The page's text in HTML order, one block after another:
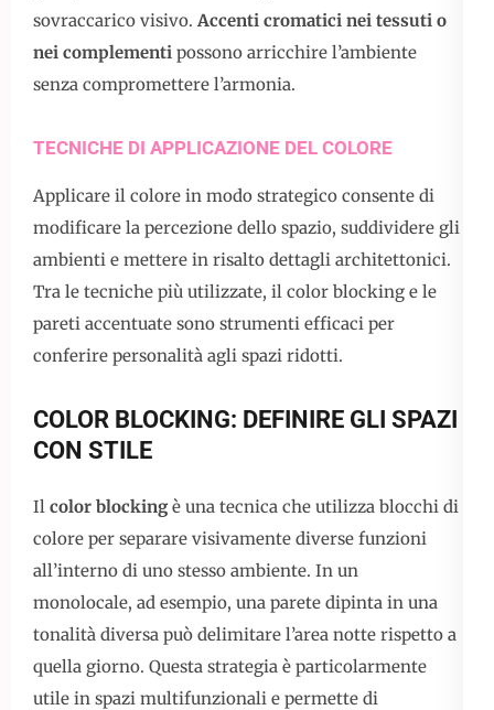
sovraccarico visivo.Accenti cromatici nei tessuti o
nei complementi possono arricchire l’ambiente
senza compromettere l’armonia.
TECNICHE DI APPLICAZIONE DEL COLORE
Applicare il colore in modo strategico consente di
modificare la percezione dello spazio, suddividere gli
ambienti e mettere in risalto dettagli architettonici.
Tra le tecniche più utilizzate, il color blocking e le
pareti accentuate sono strumenti efficaci per
conferire personalità agli spazi ridotti.
COLOR BLOCKING: DEFINIRE GLI SPAZI
CON STILE
Il color blockingè una tecnica che utilizza blocchi di
colore per separare visivamente diverse funzioni
all’interno di uno stesso ambiente. In un
monolocale, ad esempio, una parete dipinta in una
tonalità diversa può delimitare l’area notte rispetto a
quella giorno. Questa strategia è particolarmente
utile in spazi multifunzionali e permette di